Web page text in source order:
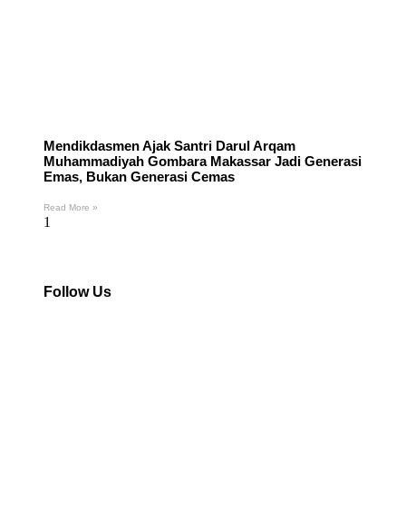
Mendikdasmen Ajak Santri Darul Arqam
Muhammadiyah Gombara Makassar Jadi Generasi
Emas, Bukan Generasi Cemas
Read More »
Follow Us